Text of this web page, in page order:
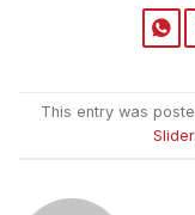
This entry was
Slider